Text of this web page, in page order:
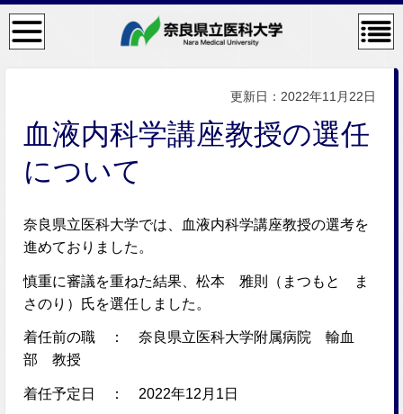
検
索・
メニ
コン
テン
ニュ
ー
更新日：2022年11月22日
血液内科学講座教授の選任
について
奈良県立医科大学では、血液内科学講座教授の選考を
進めておりました。
慎重に審議を重ねた結果、松本 雅則（まつもと ま
さのり）氏を選任しました。
着任前の職 ： 奈良県立医科大学附属病院 輸血
部 教授
着任予定日 ： 2022年12月1日